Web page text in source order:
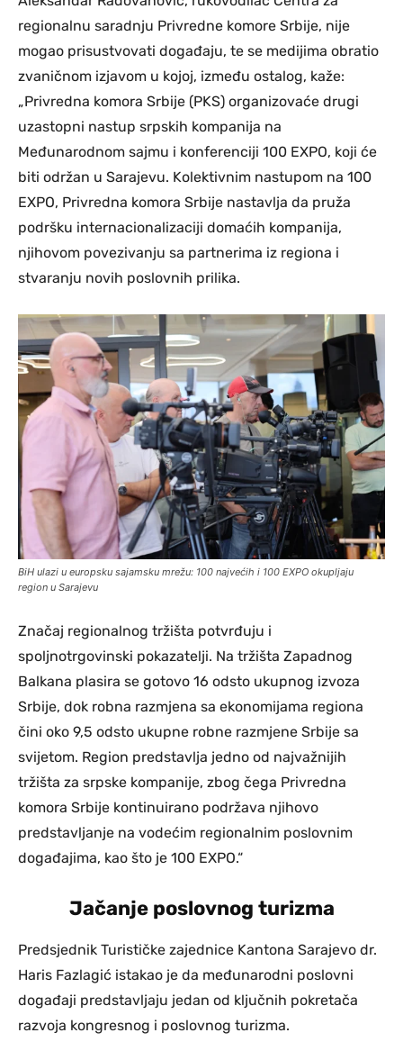
regionalnu saradnju Privredne komore Srbije, nije
mogao prisustvovati događaju, te se medijima obratio
zvaničnom izjavom u kojoj, između ostalog, kaže:
„Privredna komora Srbije (PKS) organizovaće drugi
uzastopni nastup srpskih kompanija na
Međunarodnom sajmu i konferenciji 100 EXPO, koji će
biti održan u Sarajevu. Kolektivnim nastupom na 100
EXPO, Privredna komora Srbije nastavlja da pruža
podršku internacionalizaciji domaćih kompanija,
njihovom povezivanju sa partnerima iz regiona i
stvaranju novih poslovnih prilika.
BiH ulazi u europsku sajamsku mrežu: 100 najvećih i 100 EXPO okupljaju
region u Sarajevu
Značaj regionalnog tržišta potvrđuju i
spoljnotrgovinski pokazatelji. Na tržišta Zapadnog
Balkana plasira se gotovo 16 odsto ukupnog izvoza
Srbije, dok robna razmjena sa ekonomijama regiona
čini oko 9,5 odsto ukupne robne razmjene Srbije sa
svijetom. Region predstavlja jedno od najvažnijih
tržišta za srpske kompanije, zbog čega Privredna
komora Srbije kontinuirano podržava njihovo
predstavljanje na vodećim regionalnim poslovnim
događajima, kao što je 100 EXPO.“
Jačanje poslovnog turizma
Predsjednik Turističke zajednice Kantona Sarajevo dr.
Haris Fazlagić istakao je da međunarodni poslovni
događaji predstavljaju jedan od ključnih pokretača
razvoja kongresnog i poslovnog turizma.